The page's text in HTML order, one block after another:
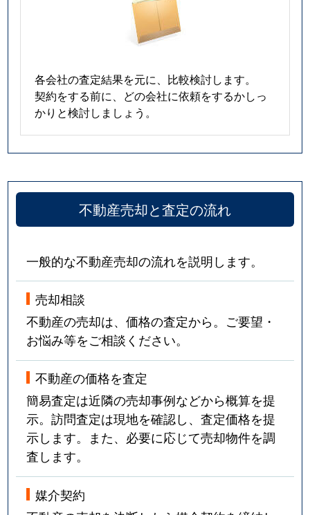
各会社の査定結果を元に、比較検討します。
契約をする前に、どの会社に依頼をするかしっ
かりと検討しましょう。
不動産売却と査定の流れ
一般的な不動産売却の流れを説明します。
売却相談
不動産の売却は、価格の査定から。ご要望・
お悩み等をご相談ください。
不動産の価格を査定
簡易査定は近隣の売却事例などから概算を提
示。訪問査定は現地を確認し、査定価格を提
示します。また、必要に応じて売却物件を調
査します。
媒介契約